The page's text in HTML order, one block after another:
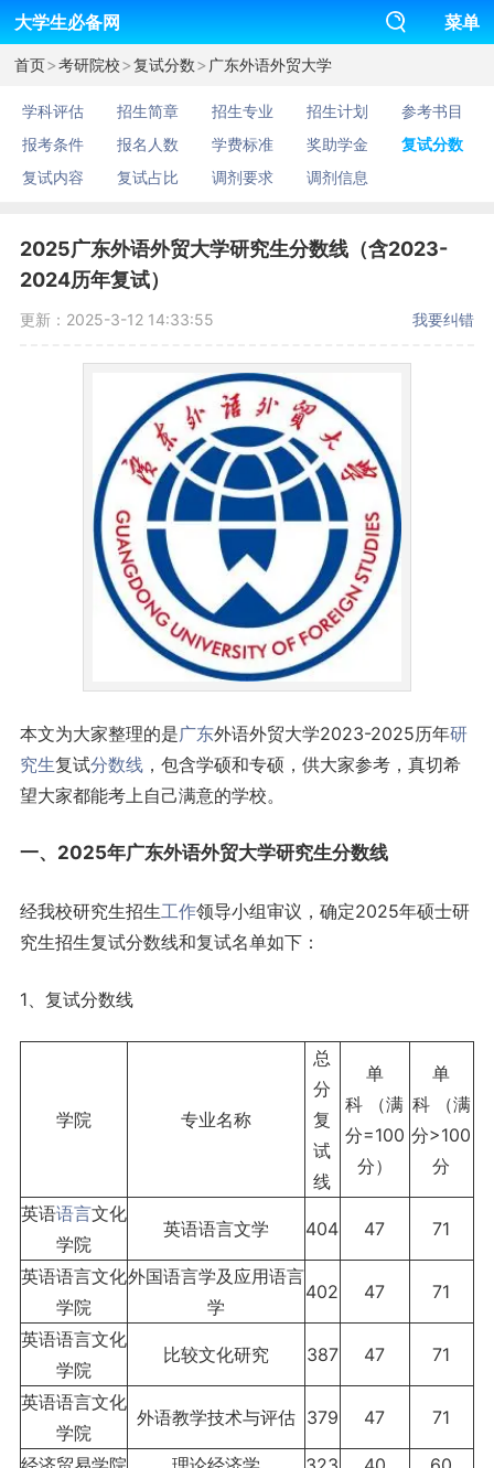
大学生必备网 菜单
首页>考研院校>复试分数> 广东外语外贸大学
学科评估 招生简章 招生专业 招生计划
参考书目
报考条件
报名人数 学费标准 奖助学金
复试分数
复试内容
复试占比 调剂要求 调剂信息
2025广东外语外贸大学研究生分数线（含2023-
2024历年复试）
更新：2025-3-12 14:33:55 我要纠错
本文为大家整理的是广东外语外贸大学2023-2025历年研
究生复试分数线，包含学硕和专硕，供大家参考，真切希
望大家都能考上自己满意的学校。
一、2025年广东外语外贸大学研究生分数线
经我校研究生招生工作领导小组审议，确定2025年硕士研
究生招生复试分数线和复试名单如下：
1、复试分数线
学院 专业名称
总
分
复
试
线
单
科 （满
分=100
分）
单
科 （满
分>100
分
英语语言文化
学院
英语语言文学 404 47 71
英语语言文化
学院
外国语言学及应用语言
学
402 47 71
英语语言文化
学院
比较文化研究 387 47 71
英语语言文化
学院
外语教学技术与评估 379 47 71